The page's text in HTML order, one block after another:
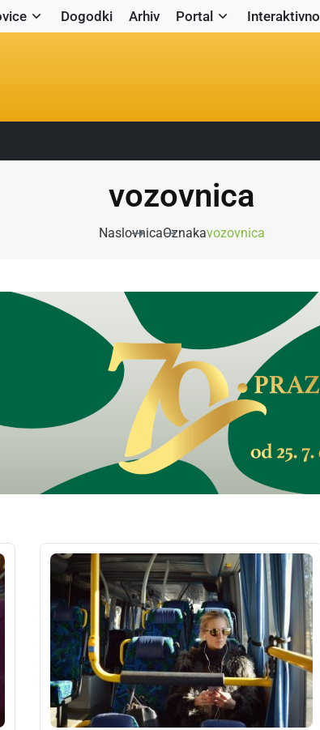
Dogodki Arhiv Portal Interaktivno
vozovnica
NaslovnicaOznakavozovnica